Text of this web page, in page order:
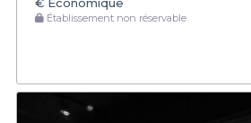
Établissement non réservable